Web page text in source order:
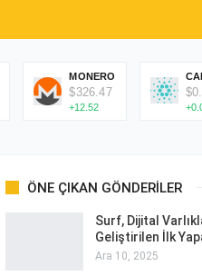
MONERO
$326.47
+12.52
ÖNE ÇIKAN GÖNDERILER
Surf, Dijital
Geliştirilen İlk
Ara 10, 2025